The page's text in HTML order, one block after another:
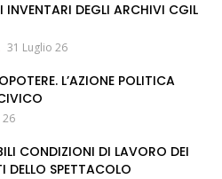
INVENTARI DEGLI ARCHIVI CGIL
31 Luglio 26
L’AZIONE POLITICA
26
CONDIZIONI DI LAVORO DEI
DELLO SPETTACOLO